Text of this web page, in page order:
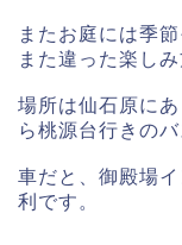
またお庭には季
また違った楽し
場所は仙石原に
ら桃源台行きの
車だと、御殿場
利です。